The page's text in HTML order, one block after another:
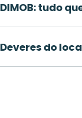
DIMOB: tudo
Deveres do